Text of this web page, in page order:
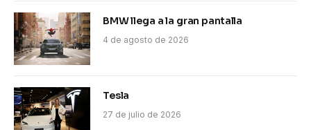
BMW llega a la gran pantalla
4 de agosto de 2026
Tesla
27 de julio de 2026